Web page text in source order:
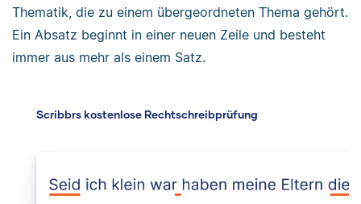
Thematik, die zu einem übergeordneten Thema gehört.
Ein Absatz beginnt in einer neuen Zeile und besteht
immer aus mehr als einem Satz.
Scribbrs kostenlose Rechtschreibprüfung